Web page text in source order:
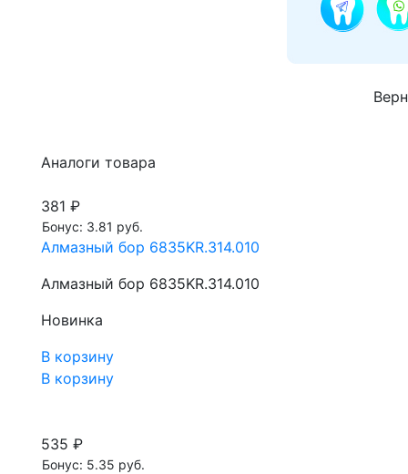
Аналоги товара
381 ₽
Бонус: 3.81 руб.
Алмазный бор 6835KR.314.010
Алмазный бор 6835KR.314.010
Новинка
В корзину
В корзину
535 ₽
Бонус: 5.35 руб.